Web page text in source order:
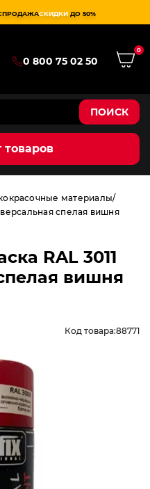
СКИДКИ ДО 50%
0 800 75 02 50
0
ПОИСК
товаров
материалы
спелая вишня
RAL 3011
вишня
Код товара:88771